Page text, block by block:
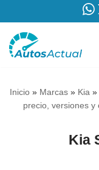
Saltar
Inicio» Marcas» Kia »
precio, versiones y
Kia